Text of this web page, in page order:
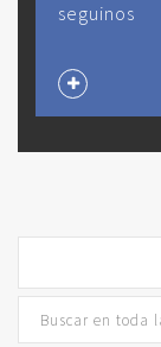
seguinos